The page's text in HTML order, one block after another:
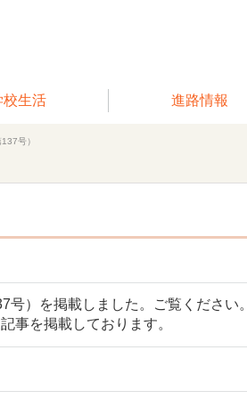
校生活 進路情報
号）
号）を掲載しました。ご覧ください。
事を掲載しております。